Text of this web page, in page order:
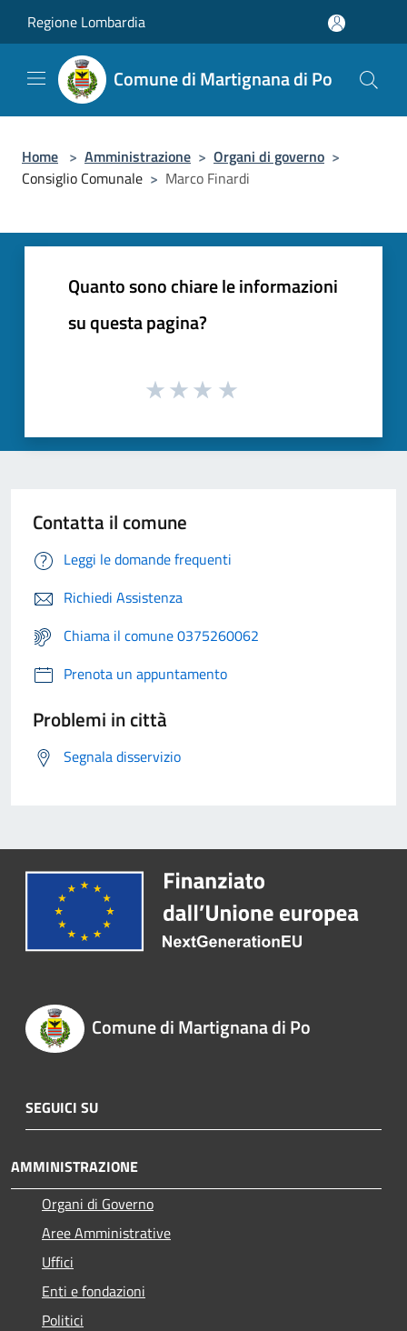
Regione Lombardia
Comune di Martignana di Po
Home > Amministrazione > Organi di governo >
Consiglio Comunale > Marco Finardi
Quanto sono chiare le informazioni
su questa pagina?
Contatta il comune
Leggi le domande frequenti
Richiedi Assistenza
Chiama il comune 0375260062
Prenota un appuntamento
Problemi in città
Segnala disservizio
Comune di Martignana di Po
SEGUICI SU
AMMINISTRAZIONE
Organi di Governo
Aree Amministrative
Uffici
Enti e fondazioni
Politici